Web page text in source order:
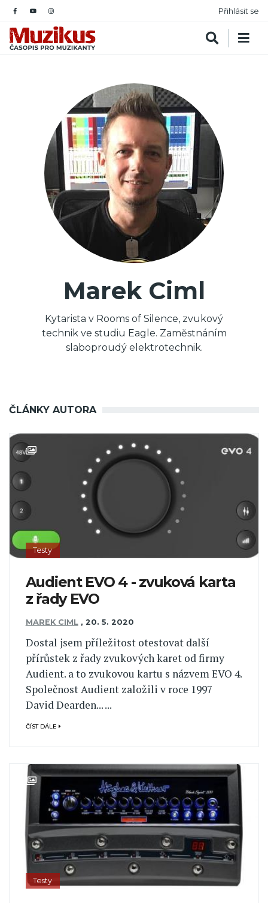
Přihlásit se
Marek Ciml
Kytarista v Rooms of Silence, zvukový
technik ve studiu Eagle. Zaměstnáním
slaboproudý elektrotechnik.
ČLÁNKY AUTORA
Testy
Audient EVO 4 - zvuková karta
z řady EVO
MAREK CIML , 20. 5. 2020
Dostal jsem příležitost otestovat další
přírůstek z řady zvukových karet od firmy
Audient. a to zvukovou kartu s názvem EVO 4.
Společnost Audient založili v roce 1997
David Dearden... ...
ČÍST DÁLE
Testy